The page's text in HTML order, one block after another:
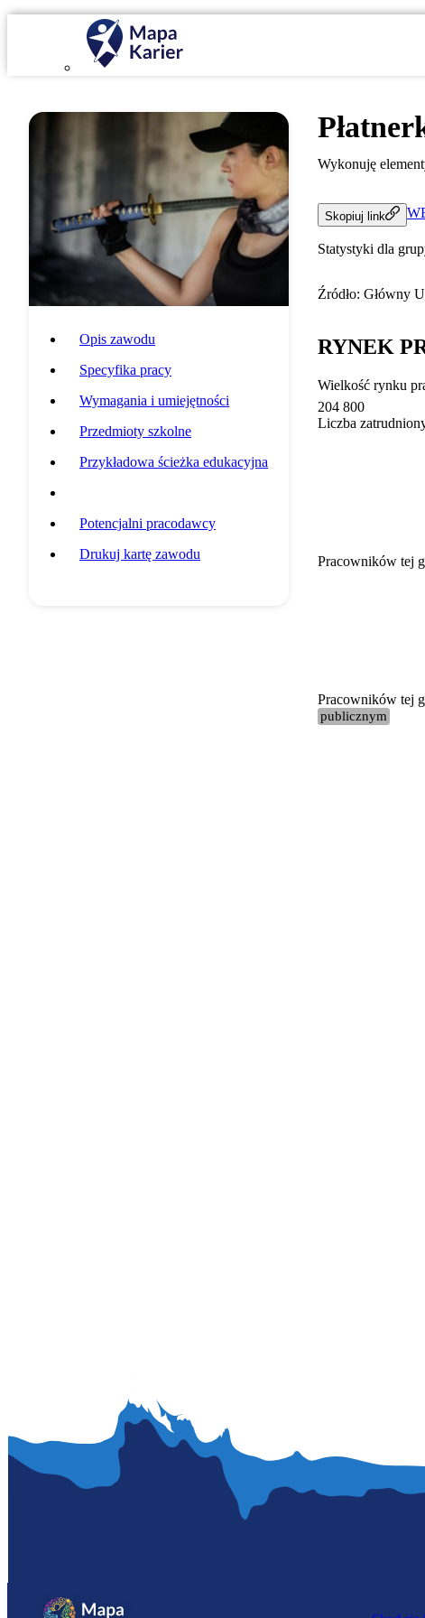
Opis zawodu
Specyfika pracy
Wymagania i umiejętności
Przedmioty szkolne
Przykładowa ścieżka edukacyjna
Potencjalni pracodawcy
Drukuj kartę zawodu
Wykonuję
Skopiuj link
Statystyki dla
Źródło: Główny
RYNEK
Wielkość rynku
204 800
Liczba
Pracowników tej
Pracowników tej
publicznym